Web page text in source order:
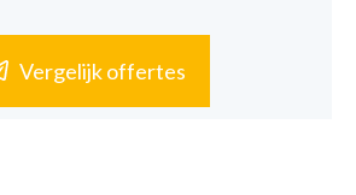
Vergelijk offertes